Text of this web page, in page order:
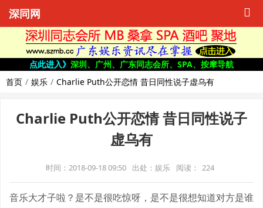
深同网
点此进入》 深圳、广州、广东同志会所、SPA、按摩导航
首页
娱乐 Charlie Puth公开恋情 昔日同性说子虚乌有
Charlie Puth公开恋情 昔日同性说子
虚乌有
时间：2018-09-18 09:50 出处：娱乐 阅读： 224
音乐大才子啦？是不是很吃惊呀，是不是很想知道对方是谁